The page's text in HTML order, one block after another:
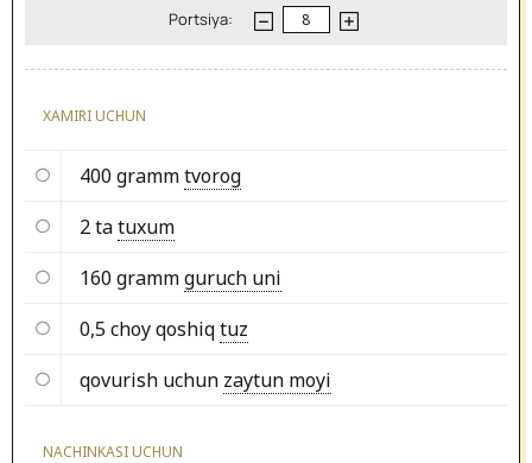
Portsiya:
XAMIRI UCHUN
400 grammtvorog
2 tatuxum
160 grammguruch uni
0,5 choy qoshiqtuz
qovurish uchun zaytun moyi
NACHINKASI UCHUN